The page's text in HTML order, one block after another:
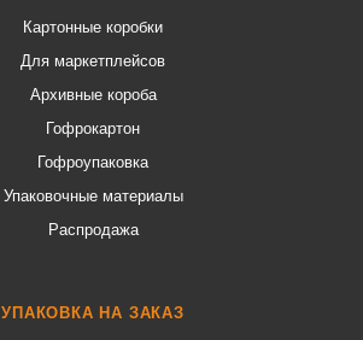
Картонные коробки
Для маркетплейсов
Архивные короба
Гофрокартон
Гофроупаковка
Упаковочные материалы
Распродажа
УПАКОВКА НА ЗАКАЗ